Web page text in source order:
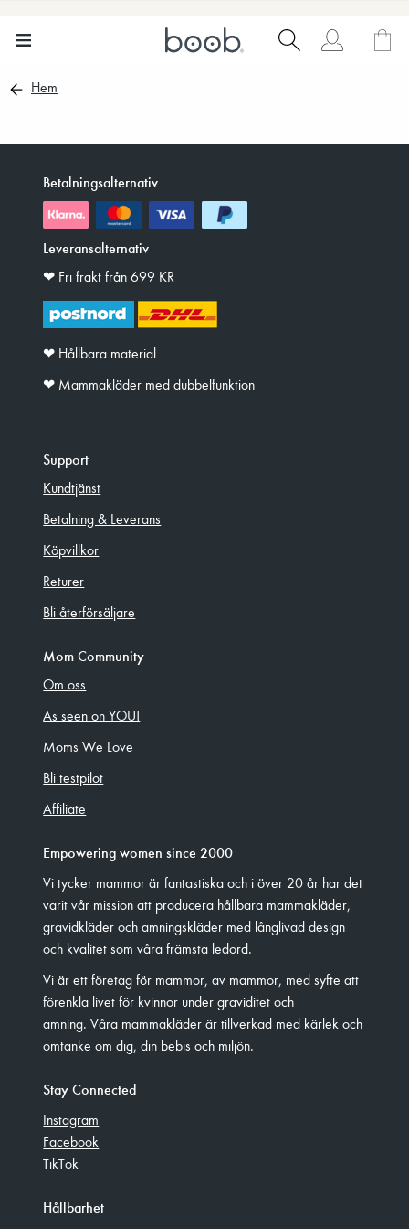
Hem
Betalningsalternativ
Leveransalternativ
❤︎ Fri frakt från 699 KR
❤︎ Hållbara material
❤︎ Mammakläder med dubbelfunktion
Support
Kundtjänst
Betalning & Leverans
Köpvillkor
Returer
Bli återförsäljare
Mom Community
Om oss
As seen on YOU!
Moms We Love
Bli testpilot
Affiliate
Empowering women since 2000
Vi tycker mammor är fantastiska och i över 20 år har det
varit vår mission att producera hållbara mammakläder,
gravidkläder och amningskläder med långlivad design
och kvalitet som våra främsta ledord.
Vi är ett företag för mammor, av mammor, med syfte att
förenkla livet för kvinnor under graviditet och
amning. Våra mammakläder är tillverkad med kärlek och
omtanke om dig, din bebis och miljön.
Stay Connected
Instagram
Facebook
TikTok
Hållbarhet